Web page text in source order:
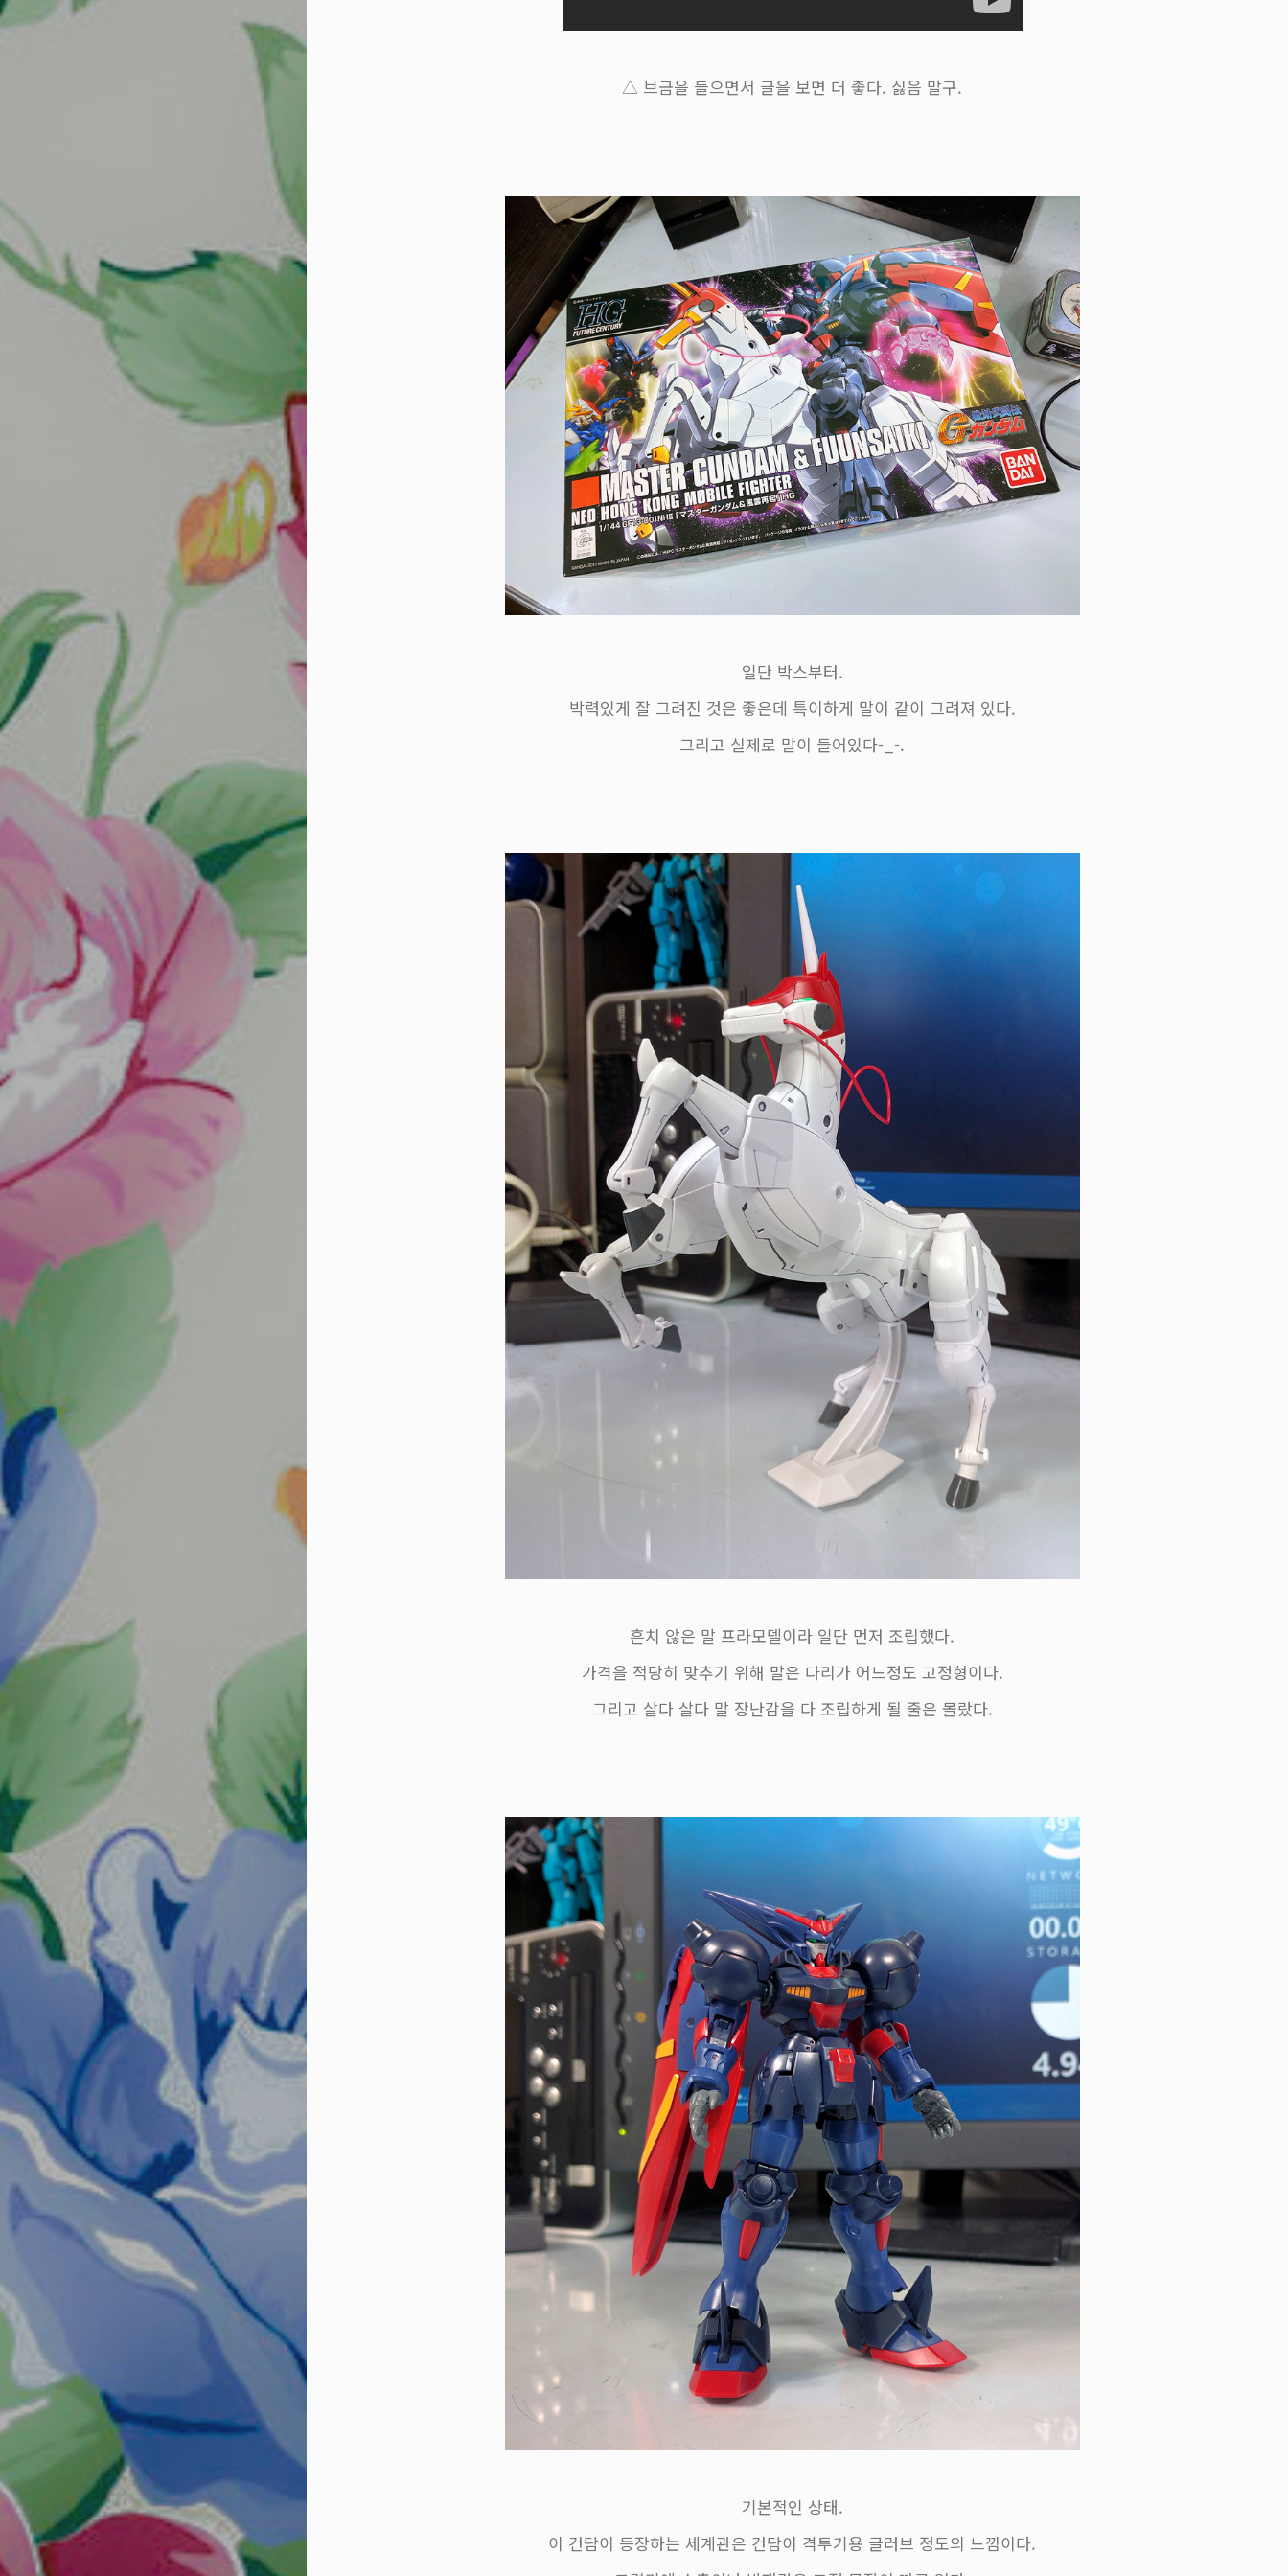
△ 브금을 들으면서 글을 보면 더 좋다. 싫음 말구.
일단 박스부터.
박력있게 잘 그려진 것은 좋은데 특이하게 말이 같이 그려져 있다.
그리고 실제로 말이 들어있다-_-.
흔치 않은 말 프라모델이라 일단 먼저 조립했다.
가격을 적당히 맞추기 위해 말은 다리가 어느정도 고정형이다.
그리고 살다 살다 말 장난감을 다 조립하게 될 줄은 몰랐다.
기본적인 상태.
이 건담이 등장하는 세계관은 건담이 격투기용 글러브 정도의 느낌이다.